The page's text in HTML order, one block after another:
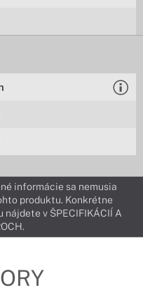
informácie sa nemusia
produktu. Konkrétne
v ŠPECIFIKÁCIÍ A